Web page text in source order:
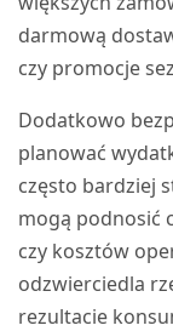
darmową
czy promocje
Dodatkowo
planować
często bardziej
mogą podnosić
czy kosztów
odzwierciedla
rezultacie